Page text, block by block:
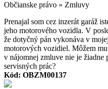
Občianske právo » Zmluvy
Prenajal som cez inzerát garáž
jeho motorového vozidla. V
že dotyčný pán vykonáva v
motorových vozidiel. Môžem
v nájomnej zmluve nie je žiadne
servisných prác?
Kód: OBZM00137